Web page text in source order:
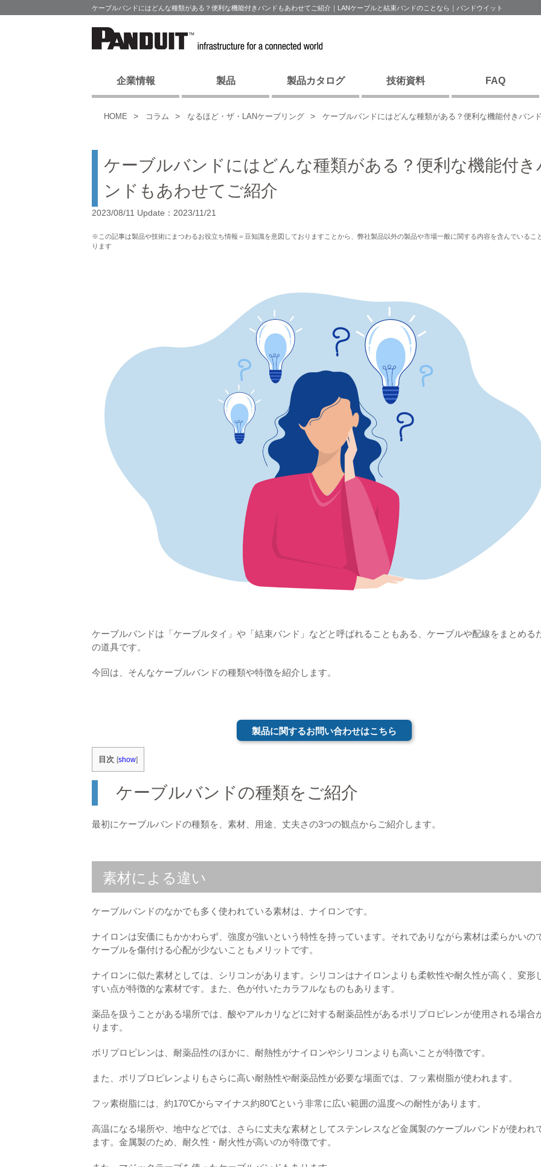
ケーブルバンドにはどんな種類がある？便利な機能付きバンドもあわせてご紹介｜LANケーブルと結束バンドのことなら｜パンドウイット
企業情報 製品 製品カタログ 技術資料 FAQ
HOME コラム なるほど・ザ・LANケーブリング ケーブルバンドにはどんな種類がある？便利な機能付きバン
ケーブルバンドにはどんな種類がある？便利な機能付き
ンドもあわせてご紹介
2023/08/11 Update：2023/11/21
※この記事は製品や技術にまつわるお役立ち情報＝豆知識を意図しておりますことから、弊社製品以外の製品や市場一般に関する内容を含んでいるこ
ります
ケーブルバンドは「ケーブルタイ」や「結束バンド」などと呼ばれることもある、ケーブルや配線をまとめる
の道具です。
今回は、そんなケーブルバンドの種類や特徴を紹介します。
製品に関するお問い合わせはこちら
目次 [show]
ケーブルバンドの種類をご紹介
最初にケーブルバンドの種類を、素材、用途、丈夫さの3つの観点からご紹介します。
素材による違い
ケーブルバンドのなかでも多く使われている素材は、ナイロンです。
ナイロンは安価にもかかわらず、強度が強いという特性を持っています。それでありながら素材は柔らかいの
ケーブルを傷付ける心配が少ないこともメリットです。
ナイロンに似た素材としては、シリコンがあります。シリコンはナイロンよりも柔軟性や耐久性が高く、変形
すい点が特徴的な素材です。また、色が付いたカラフルなものもあります。
薬品を扱うことがある場所では、酸やアルカリなどに対する耐薬品性があるポリプロピレンが使用される場合
ります。
ポリプロピレンは、耐薬品性のほかに、耐熱性がナイロンやシリコンよりも高いことが特徴です。
また、ポリプロピレンよりもさらに高い耐熱性や耐薬品性が必要な場面では、フッ素樹脂が使われます。
フッ素樹脂には、約170℃からマイナス約80℃という非常に広い範囲の温度への耐性があります。
高温になる場所や、地中などでは、さらに丈夫な素材としてステンレスなど金属製のケーブルバンドが使われ
ます。金属製のため、耐久性・耐火性が高いのが特徴です。